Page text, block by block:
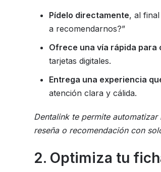
Pídelo directamente, al
a recomendarnos?”
Ofrece una vía rápida
tarjetas digitales.
Entrega una experiencia
atención clara y cálida.
Dentalink te permite
reseña o recomendación con
2. Optimiza tu